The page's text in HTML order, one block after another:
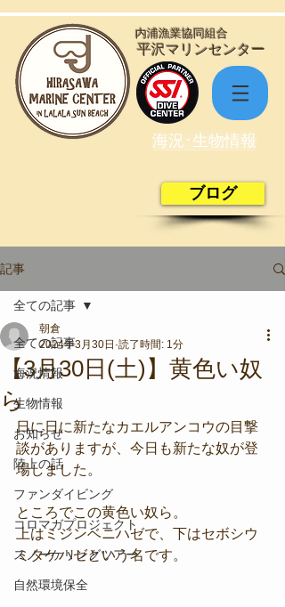
​平沢マリンセンター
​内浦漁業協同組合
海況･生物情報
ブログ
記事
全ての記事
海況情報
生物情報
お知らせ
陸上の話
ファンダイビング
コロマガプロジェクト
スノーケリングツアー
自然環境保全
全ての記事
【3月30日(土)】黄色い奴
ら
朝倉
2024年3月30日 読了時間: 1分
日に日に新たなカエルアンコウの目撃
談がありますが、今日も新たな奴が登
場しました。
ところでこの黄色い奴ら。
上はミジンベニハゼで、下はセボシウ
ミタケハゼという名です。